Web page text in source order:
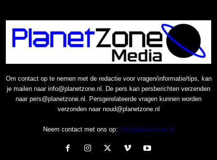
Om contact op te nemen met de redactie voor vragen/informatie/tips, kan
je mailen naar info@planetzone.nl. De pers kan persberichten verzenden
naar pers@planetzone.nl. Persgerelateerde vragen kunnen worden
verzonden naar noud@planetzone.nl
Neem contact met ons op: Info@planetzone.nl